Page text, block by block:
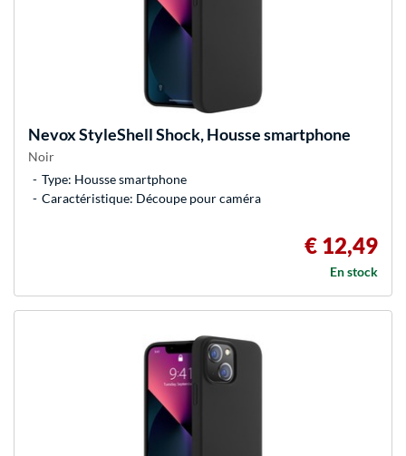
NevoxStyleShell Shock, Housse smartphone
Noir
Type: Housse smartphone
Caractéristique: Découpe pour caméra
€ 12,49
En stock